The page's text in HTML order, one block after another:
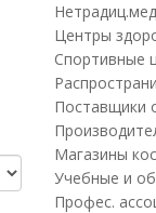
Центры
Спортивные
Поставщики
Магазины
Учебные и
Профес.